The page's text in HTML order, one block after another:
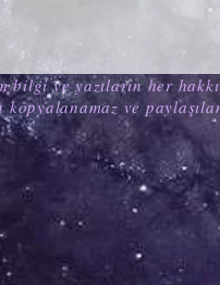
bilgi ve yazıların her hakkı
ve